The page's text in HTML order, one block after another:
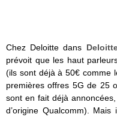
Chez Deloitte dans
prévoit que les haut
(ils sont déjà à 50€ comme
premières offres 5G de 25
sont en fait déjà
d’origine Qualcomm).